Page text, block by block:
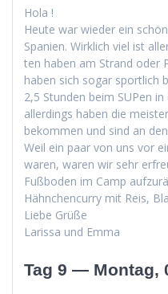
Hola !
Heute war wieder ein
Spanien. Wirk­lich viel ist
ten haben am Strand oder
haben sich sog­ar sportlich
2,5 Stun­den beim SUPen
allerd­ings haben die
bekom­men und sind an
Weil ein paar von uns vor
waren, waren wir sehr
Fuß­bo­den im Camp
Häh­nchen­cur­ry mit Reis,
Liebe Grüße
Laris­sa und Emma
Tag 9 — Montag,